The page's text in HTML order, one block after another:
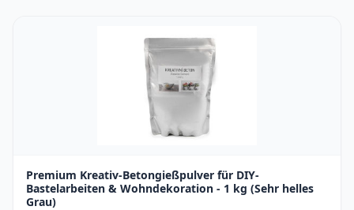
Premium Kreativ-Betongießpulver für DIY-
Bastelarbeiten & Wohndekoration - 1 kg (Sehr helles
Grau)